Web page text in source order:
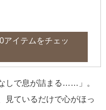
アイテムをチェッ
しで息が詰まる……」。
見ているだけで心がほっ